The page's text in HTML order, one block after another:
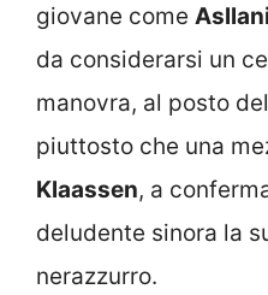
giovane come Asllani
da considerarsi un
manovra, al posto
piuttosto che una
Klaassen, a
deludente sinora la
nerazzurro.